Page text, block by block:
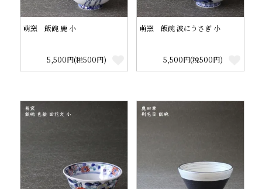
萌窯 飯碗 鹿 小
5,500円(税500円)
萌窯 飯碗 波にうさぎ 小
5,500円(税500円)